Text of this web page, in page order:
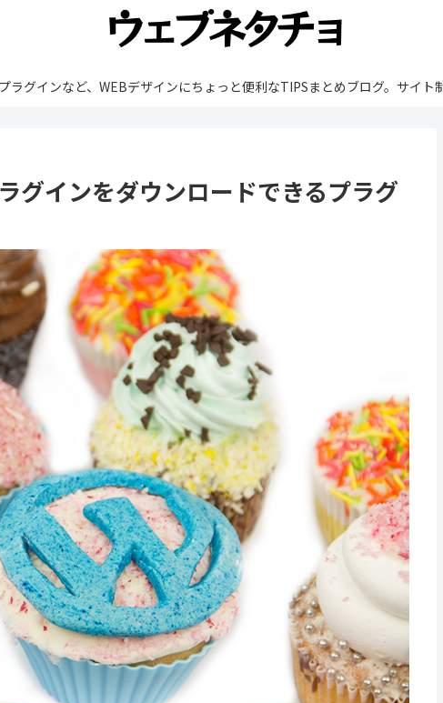
グインなど、WEBデザインにちょっと便利なTIPSまとめブログ。サイト
グインをダウンロードできるプラグ